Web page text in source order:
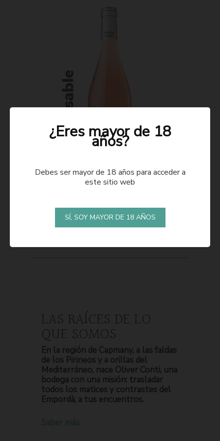
LAS RAÍCES DE LO
QUE SOMOS
En la región de Capmany, a las faldas
de los Pirineos y a orillas del
Mediterráneo, nace Oliver Conti, una
bodega con una misión: trasladar
todos los matices y contrastes del
Empordà, a tus encuentros.
¿Eres mayor de 18
años?
Debes ser mayor de 18 años para acceder a
este sitio web
SÍ, SOY MAYOR DE 18 AÑOS